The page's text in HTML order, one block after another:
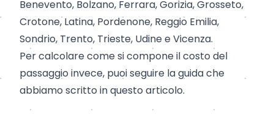
Benevento, Bolzano, Ferrara,Gorizia,Grosseto,
Crotone,Latina, Pordenone, Reggio Emilia,
Sondrio, Trento, Trieste, UdineeVicenza.
Per calcolare come si compone il costo del
passaggio invece, puoi seguire la guida che
abbiamo scritto inquesto articolo.